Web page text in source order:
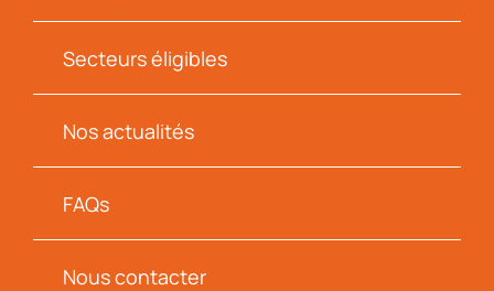
Secteurs éligibles
Nos actualités
FAQs
Nous contacter